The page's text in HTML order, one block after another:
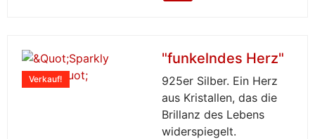
Verkauf!
"funkelndes Herz"
925er Silber. Ein Herz
aus Kristallen, das die
Brillanz des Lebens
widerspiegelt.